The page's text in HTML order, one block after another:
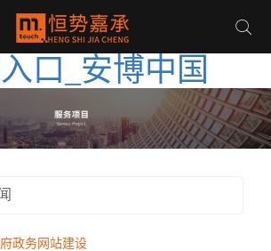
口_安博中国
政务网站建设